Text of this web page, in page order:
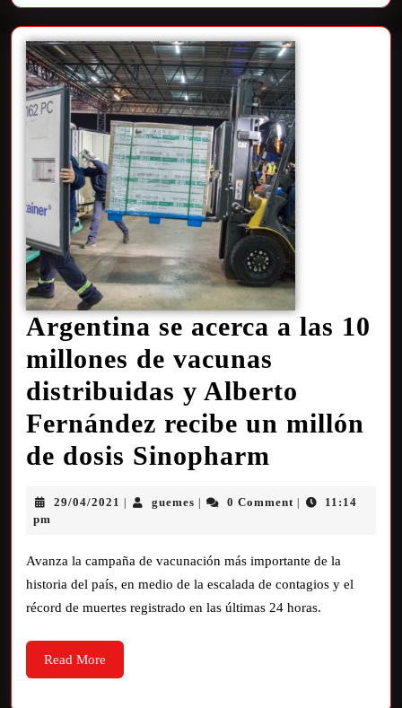
Argentina se acerca a las 10
millones de vacunas
distribuidas y Alberto
Fernández recibe un millón
de dosis Sinopharm
29/04/2021 guemes 0 Comment
11:14
pm
Avanza la campaña de vacunación más importante de la
historia del país, en medio de la escalada de contagios y el
récord de muertes registrado en las últimas 24 horas.
Read More